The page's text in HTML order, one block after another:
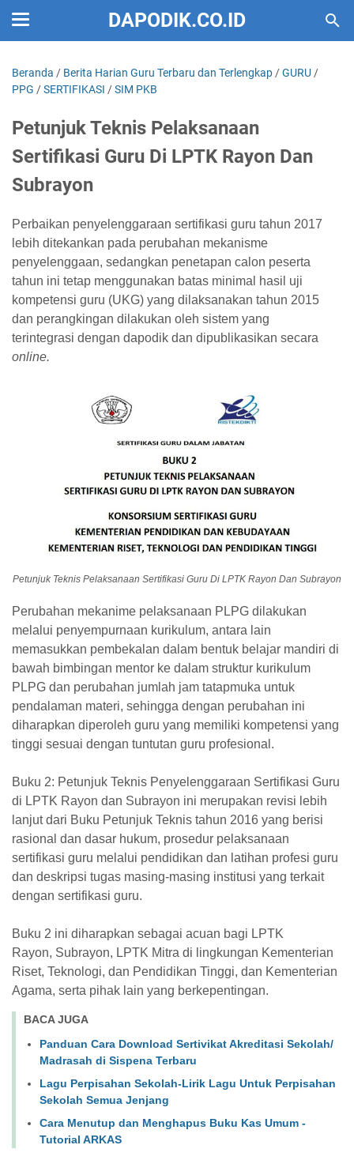
DAPODIK.CO.ID
Beranda / Berita Harian Guru Terbaru dan Terlengkap /GURU /
PPG /SERTIFIKASI /SIM PKB
Petunjuk Teknis Pelaksanaan
Sertifikasi Guru Di LPTK Rayon Dan
Subrayon
Perbaikan penyelenggaraan sertifikasi guru tahun 2017
lebih ditekankan pada perubahan mekanisme
penyelenggaan, sedangkan penetapan calon peserta
tahun ini tetap menggunakan batas minimal hasil uji
kompetensi guru (UKG) yang dilaksanakan tahun 2015
dan perangkingan dilakukan oleh sistem yang
terintegrasi dengan dapodik dan dipublikasikan secara
online.
Petunjuk Teknis Pelaksanaan Sertifikasi Guru Di LPTK Rayon Dan Subrayon
Perubahan mekanime pelaksanaan PLPG dilakukan
melalui penyempurnaan kurikulum, antara lain
memasukkan pembekalan dalam bentuk belajar mandiri di
bawah bimbingan mentor ke dalam struktur kurikulum
PLPG dan perubahan jumlah jam tatapmuka untuk
pendalaman materi, sehingga dengan perubahan ini
diharapkan diperoleh guru yang memiliki kompetensi yang
tinggi sesuai dengan tuntutan guru profesional.
Buku 2: Petunjuk Teknis Penyelenggaraan Sertifikasi Guru
di LPTK Rayon dan Subrayon ini merupakan revisi lebih
lanjut dari Buku Petunjuk Teknis tahun 2016 yang berisi
rasional dan dasar hukum, prosedur pelaksanaan
sertifikasi guru melalui pendidikan dan latihan profesi guru
dan deskripsi tugas masing-masing institusi yang terkait
dengan sertifikasi guru.
Buku 2 ini diharapkan sebagai acuan bagi LPTK
Rayon, Subrayon, LPTK Mitra di lingkungan Kementerian
Riset, Teknologi, dan Pendidikan Tinggi, dan Kementerian
Agama, serta pihak lain yang berkepentingan.
BACA JUGA
Panduan Cara Download Sertivikat Akreditasi Sekolah/
Madrasah di Sispena Terbaru
Lagu Perpisahan Sekolah-Lirik Lagu Untuk Perpisahan
Sekolah Semua Jenjang
Cara Menutup dan Menghapus Buku Kas Umum -
Tutorial ARKAS